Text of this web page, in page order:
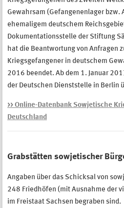
Gewahrsam (Gefangenenlager bzw.
ehemaligem deutschem
Dokumentationsstelle der Stiftung
hat die Beantwortung von Anfragen
Kriegsgefangener in deutschem
2016 beendet. Ab dem 1. Januar
der Deutschen Dienststelle in Berlin
>> Online-Datenbank Sowjetische
Deutschland
Grabstätten sowjetischer
Angaben über das Schicksal von
248 Friedhöfen (mit Ausnahme der
im Freistaat Sachsen begraben sind.